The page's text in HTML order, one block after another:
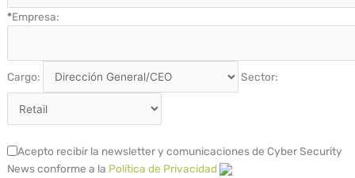
*Empresa:
Cargo: Sector:
Acepto recibir la newsletter y comunicaciones de Cyber Security
News conforme a la Política de Privacidad